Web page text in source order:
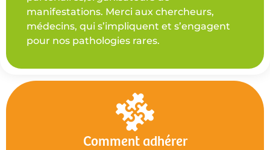
manifestations. Merci aux chercheurs,
médecins, qui s’impliquent et s’engagent
pour nos pathologies rares.
Comment adhérer